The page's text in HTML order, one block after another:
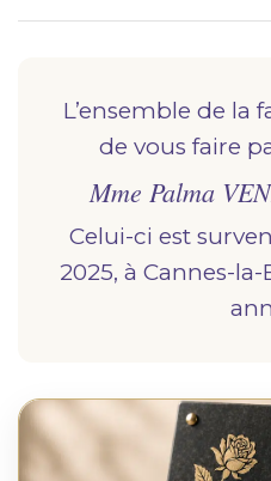
Nos produits en
marbrerie pour
Demander un devis
L’ensemble de la
de vous faire
Mme Palma
Celui-ci est
2025, à Cannes-